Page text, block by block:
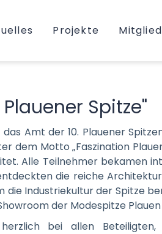
Projekte
Spitze"
Amt der 10. Plauener
dem Motto „Faszination
Alle Teilnehmer bekamen
die reiche
die Industriekultur der Spitze
der Modespitze
bei allen Beteiligten,